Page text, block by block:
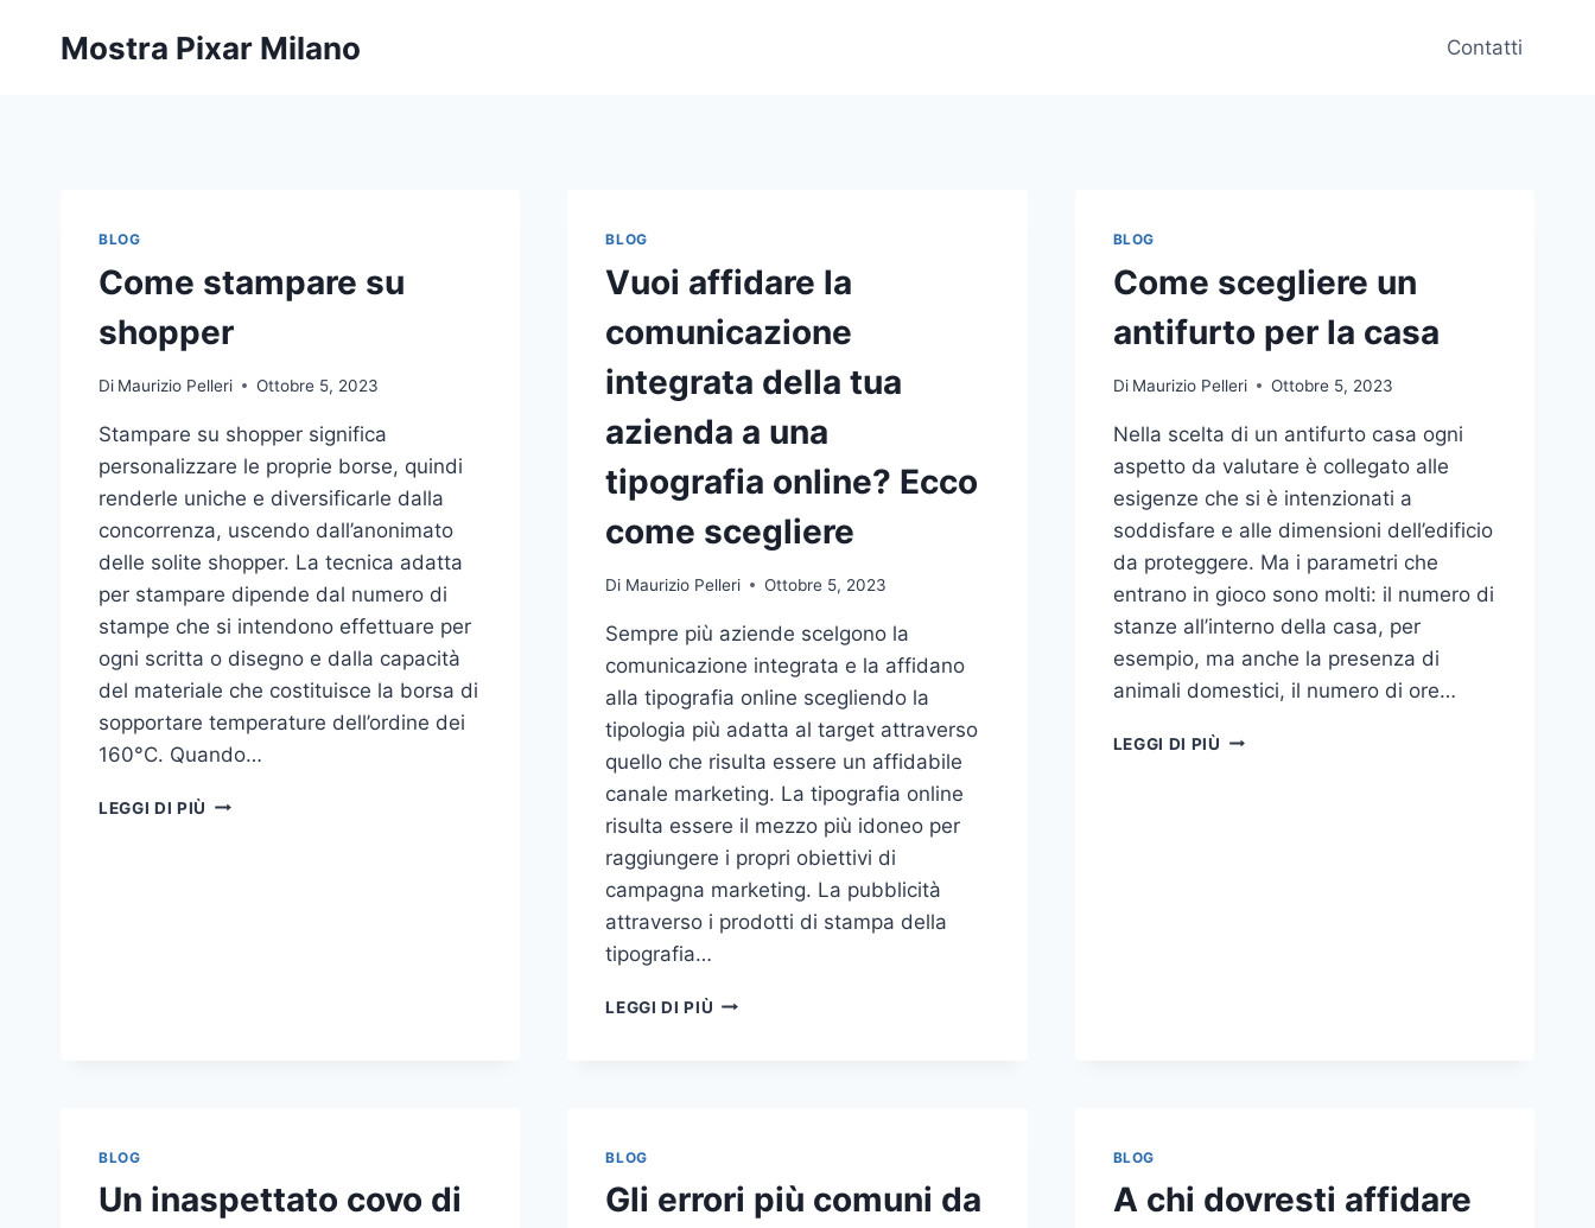
Mostra Pixar Milano Contatti
BLOG
Come stampare su
shopper
Di Maurizio Pelleri Ottobre 5, 2023
Stampare su shopper significa
personalizzare le proprie borse, quindi
renderle uniche e diversificarle dalla
concorrenza, uscendo dall’anonimato
delle solite shopper. La tecnica adatta
per stampare dipende dal numero di
stampe che si intendono effettuare per
ogni scritta o disegno e dalla capacità
del materiale che costituisce la borsa di
sopportare temperature dell’ordine dei
160°C. Quando…
LEGGI DI PIÙ COME
BLOG
Vuoi affidare la
comunicazione
integrata della tua
azienda a una
tipografia online? Ecco
come scegliere
Di Maurizio Pelleri Ottobre 5, 2023
Sempre più aziende scelgono la
comunicazione integrata e la affidano
alla tipografia online scegliendo la
tipologia più adatta al target attraverso
quello che risulta essere un affidabile
canale marketing. La tipografia online
risulta essere il mezzo più idoneo per
raggiungere i propri obiettivi di
campagna marketing. La pubblicità
attraverso i prodotti di stampa della
tipografia…
LEGGI DI PIÙ VUOI
A
BLOG
Come scegliere un
antifurto per la casa
Di Maurizio Pelleri Ottobre 5, 2023
Nella scelta di un antifurto casa ogni
aspetto da valutare è collegato alle
esigenze che si è intenzionati a
soddisfare e alle dimensioni dell’edificio
da proteggere. Ma i parametri che
entrano in gioco sono molti: il numero di
stanze all’interno della casa, per
esempio, ma anche la presenza di
animali domestici, il numero di ore…
LEGGI DI PIÙ COME
BLOG
Un inaspettato covo di
BLOG
Gli errori più comuni da
BLOG
A chi dovresti affidare